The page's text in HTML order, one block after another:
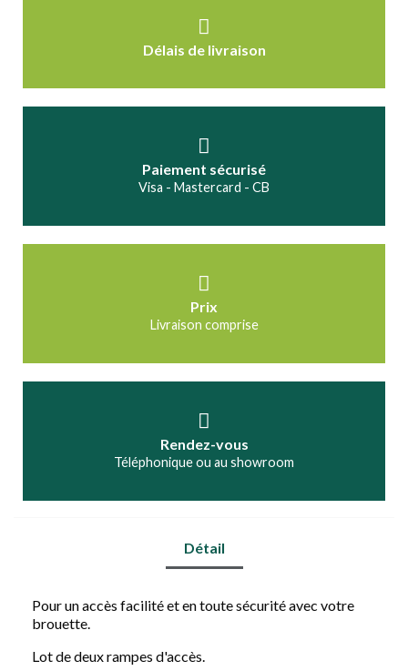
Délais de livraison
Paiement sécurisé
Visa - Mastercard - CB
Prix
Livraison comprise
Rendez-vous
Téléphonique ou au showroom
Détail
Pour un accès facilité et en toute sécurité avec votre
brouette.
Lot de deux rampes d'accès.